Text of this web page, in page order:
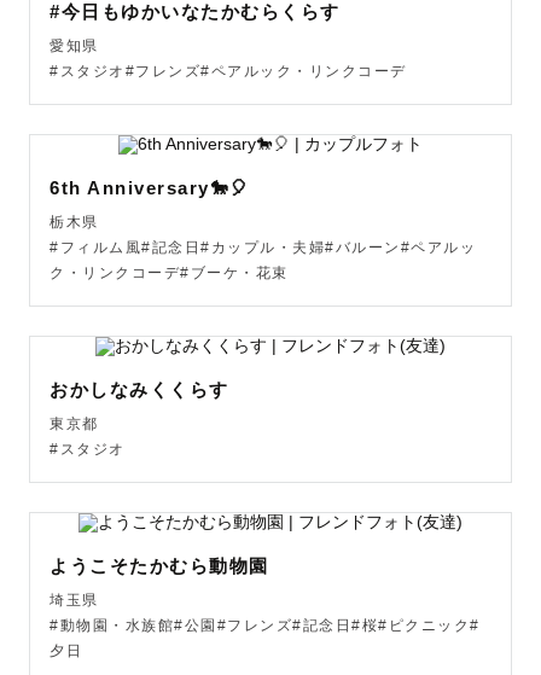
#今日もゆかいなたかむらくらす
愛知県
#スタジオ#フレンズ#ペアルック・リンクコーデ
6th Anniversary🐎🎈
栃木県
#フィルム風#記念日#カップル・夫婦#バルーン#ペアルッ
ク・リンクコーデ#ブーケ・花束
おかしなみくくらす
東京都
#スタジオ
ようこそたかむら動物園
埼玉県
#動物園・水族館#公園#フレンズ#記念日#桜#ピクニック#
夕日